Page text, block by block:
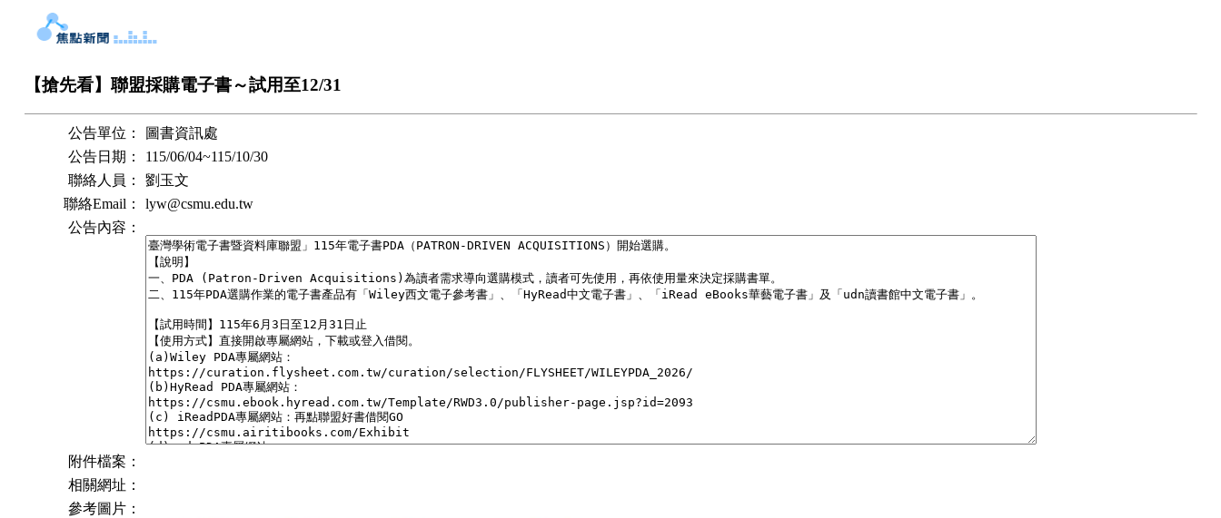
【搶先看】聯盟採購電子書～試用至12/31
公告單位：
圖書資訊處
公告日期：
115/06/04~115/10/30
聯絡人員：
劉玉文
聯絡Email：
lyw@csmu.edu.tw
公告內容：
附件檔案：
相關網址：
參考圖片：